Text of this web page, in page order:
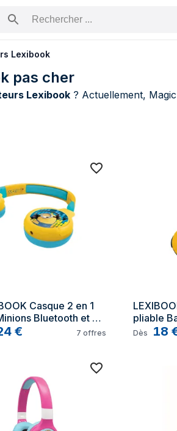
Rechercher un produit
Lexibook
pas cher
Lexibook ? Actuellement,
Lexibook Casques
Casque 2 en 1
Bluetooth et
€ 7 offres
pliable
Dès 18